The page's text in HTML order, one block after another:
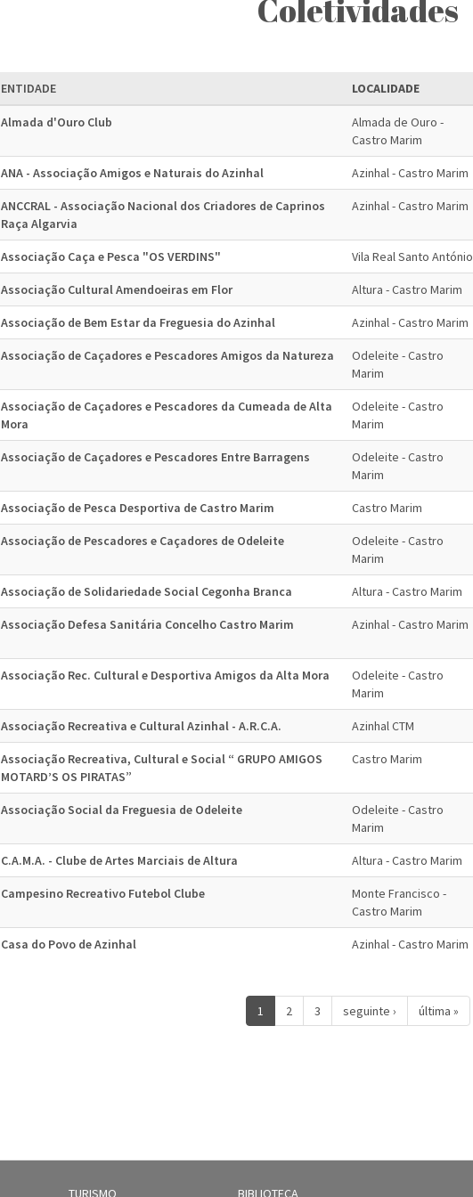
Coletividades
ENTIDADE LOCALIDADE
Almada d'Ouro Club
Almada de Ouro -
Castro Marim
ANA - Associação Amigos e Naturais do Azinhal Azinhal - Castro Marim
ANCCRAL - Associação Nacional dos Criadores de Caprinos
Raça Algarvia
Azinhal - Castro Marim
Associação Caça e Pesca "OS VERDINS" Vila Real Santo António
Associação Cultural Amendoeiras em Flor Altura - Castro Marim
Associação de Bem Estar da Freguesia do Azinhal Azinhal - Castro Marim
Associação de Caçadores e Pescadores Amigos da Natureza
Odeleite - Castro
Marim
Associação de Caçadores e Pescadores da Cumeada de Alta
Mora
Odeleite - Castro
Marim
Associação de Caçadores e Pescadores Entre Barragens
Odeleite - Castro
Marim
Associação de Pesca Desportiva de Castro Marim Castro Marim
Associação de Pescadores e Caçadores de Odeleite
Odeleite - Castro
Marim
Associação de Solidariedade Social Cegonha Branca Altura - Castro Marim
Associação Defesa Sanitária Concelho Castro Marim Azinhal - Castro Marim
Associação Rec. Cultural e Desportiva Amigos da Alta Mora
Odeleite - Castro
Marim
Associação Recreativa e Cultural Azinhal - A.R.C.A. Azinhal CTM
Associação Recreativa, Cultural e Social “ GRUPO AMIGOS
MOTARD’S OS PIRATAS”
Castro Marim
Associação Social da Freguesia de Odeleite
Odeleite - Castro
Marim
C.A.M.A. - Clube de Artes Marciais de Altura Altura - Castro Marim
Campesino Recreativo Futebol Clube
Monte Francisco -
Castro Marim
Casa do Povo de Azinhal Azinhal - Castro Marim
1 2 3 seguinte › última »
TURISMO BIBLIOTECA